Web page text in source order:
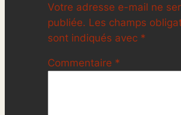
Votre adresse e-mail ne
publiée. Les champs
sont indiqués avec *
Commentaire *